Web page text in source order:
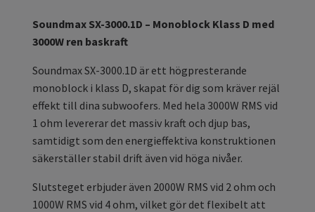
Soundmax SX-3000.1D – Monoblock Klass D med
3000W ren baskraft
Soundmax SX-3000.1D är ett högpresterande
monoblock i klass D, skapat för dig som kräver rejäl
effekt till dina subwoofers. Med hela 3000W RMS vid
1 ohm levererar det massiv kraft och djup bas,
samtidigt som den energieffektiva konstruktionen
säkerställer stabil drift även vid höga nivåer.
Slutsteget erbjuder även 2000W RMS vid 2 ohm och
1000W RMS vid 4 ohm, vilket gör det flexibelt att